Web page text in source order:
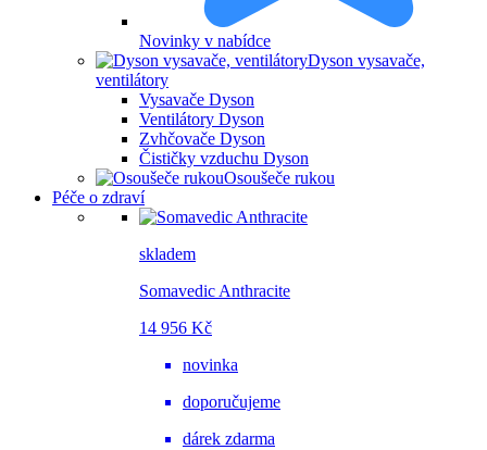
Novinky v nabídce
Dyson vysavače,
ventilátory
Vysavače Dyson
Ventilátory Dyson
Zvhčovače Dyson
Čističky vzduchu Dyson
Osoušeče rukou
Péče o zdraví
skladem
Somavedic Anthracite
14 956 Kč
novinka
doporučujeme
dárek zdarma